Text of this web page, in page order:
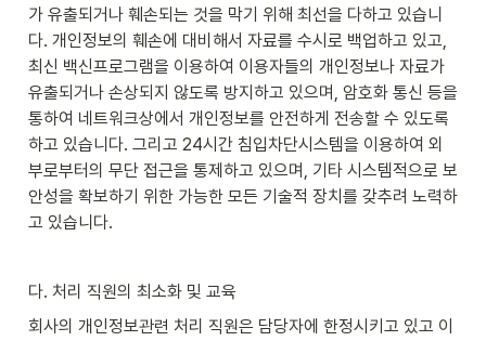
가 유출되거나 훼손되는 것을 막기 위해 최선을 다하고 있습니
다. 개인정보의 훼손에 대비해서 자료를 수시로 백업하고 있고,
최신 백신프로그램을 이용하여 이용자들의 개인정보나 자료가
유출되거나 손상되지 않도록 방지하고 있으며, 암호화 통신 등을
통하여 네트워크상에서 개인정보를 안전하게 전송할 수 있도록
하고 있습니다. 그리고 24시간 침입차단시스템을 이용하여 외
부로부터의 무단 접근을 통제하고 있으며, 기타 시스템적으로 보
안성을 확보하기 위한 가능한 모든 기술적 장치를 갖추려 노력하
고 있습니다.
다. 처리 직원의 최소화 및 교육
회사의 개인정보관련 처리 직원은 담당자에 한정시키고 있고 이